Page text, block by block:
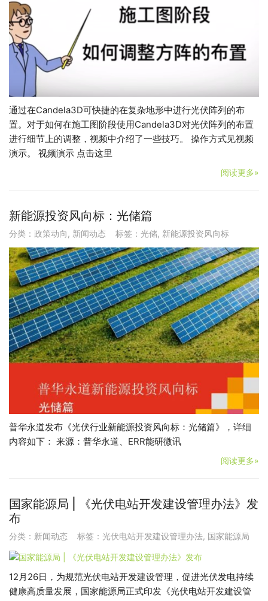
通过在Candela3D可快捷的在复杂地形中进行光伏阵列的布
置。对于如何在施工图阶段使用Candela3D对光伏阵列的布置
进行细节上的调整，视频中介绍了一些技巧。 操作方式见视频
演示。 视频演示 点击这里
阅读更多»
新能源投资风向标：光储篇
分类： 政策动向 , 新闻动态 标签： 光储, 新能源投资风向标
普华永道发布《光伏行业新能源投资风向标：光储篇》，详细
内容如下： 来源：普华永道、ERR能研微讯
阅读更多»
国家能源局 | 《光伏电站开发建设管理办法》发
布
分类： 新闻动态 标签： 光伏电站开发建设管理办法, 国家能源局
12月26日，为规范光伏电站开发建设管理，促进光伏发电持续
健康高质量发展，国家能源局正式印发《光伏电站开发建设管